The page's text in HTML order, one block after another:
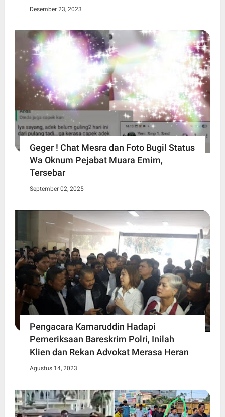
Desember 23, 2023
Geger ! Chat Mesra dan Foto Bugil Status
Wa Oknum Pejabat Muara Emim,
Tersebar
September 02, 2025
Pengacara Kamaruddin Hadapi
Pemeriksaan Bareskrim Polri, Inilah
Klien dan Rekan Advokat Merasa Heran
Agustus 14, 2023